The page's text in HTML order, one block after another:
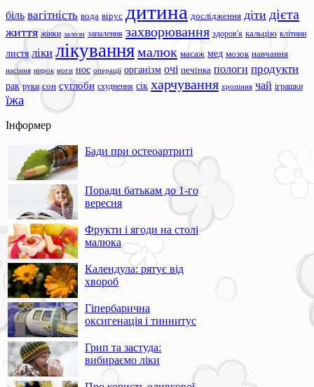
біль вагітність вода вірус дитина дослідження діти дієта
життя жінки залози запалення захворювання здоров'я кальцію клітини
листя ліки лікуваннямалюк масаж мед мозок навчання
насіння нирок ноги нос операції організм очі печінка пологи продукти
рак руки сон суглоби схуднення сік харчування хропіння чай іграшки
їжа
Інформер
Бади при остеоартриті
Поради батькам до 1-го
вересня
Фрукти і ягоди на столі
малюка
Календула: рятує від
хвороб
Гіпербарична
оксигенація і тиннитус
Грип та застуда:
вибираємо ліки